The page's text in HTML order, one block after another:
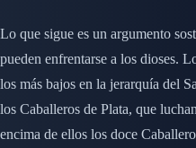
Lo que sigue es un argumento
pueden enfrentarse a los dioses.
los más bajos en la jerarquía del
los Caballeros de Plata, que
encima de ellos los doce